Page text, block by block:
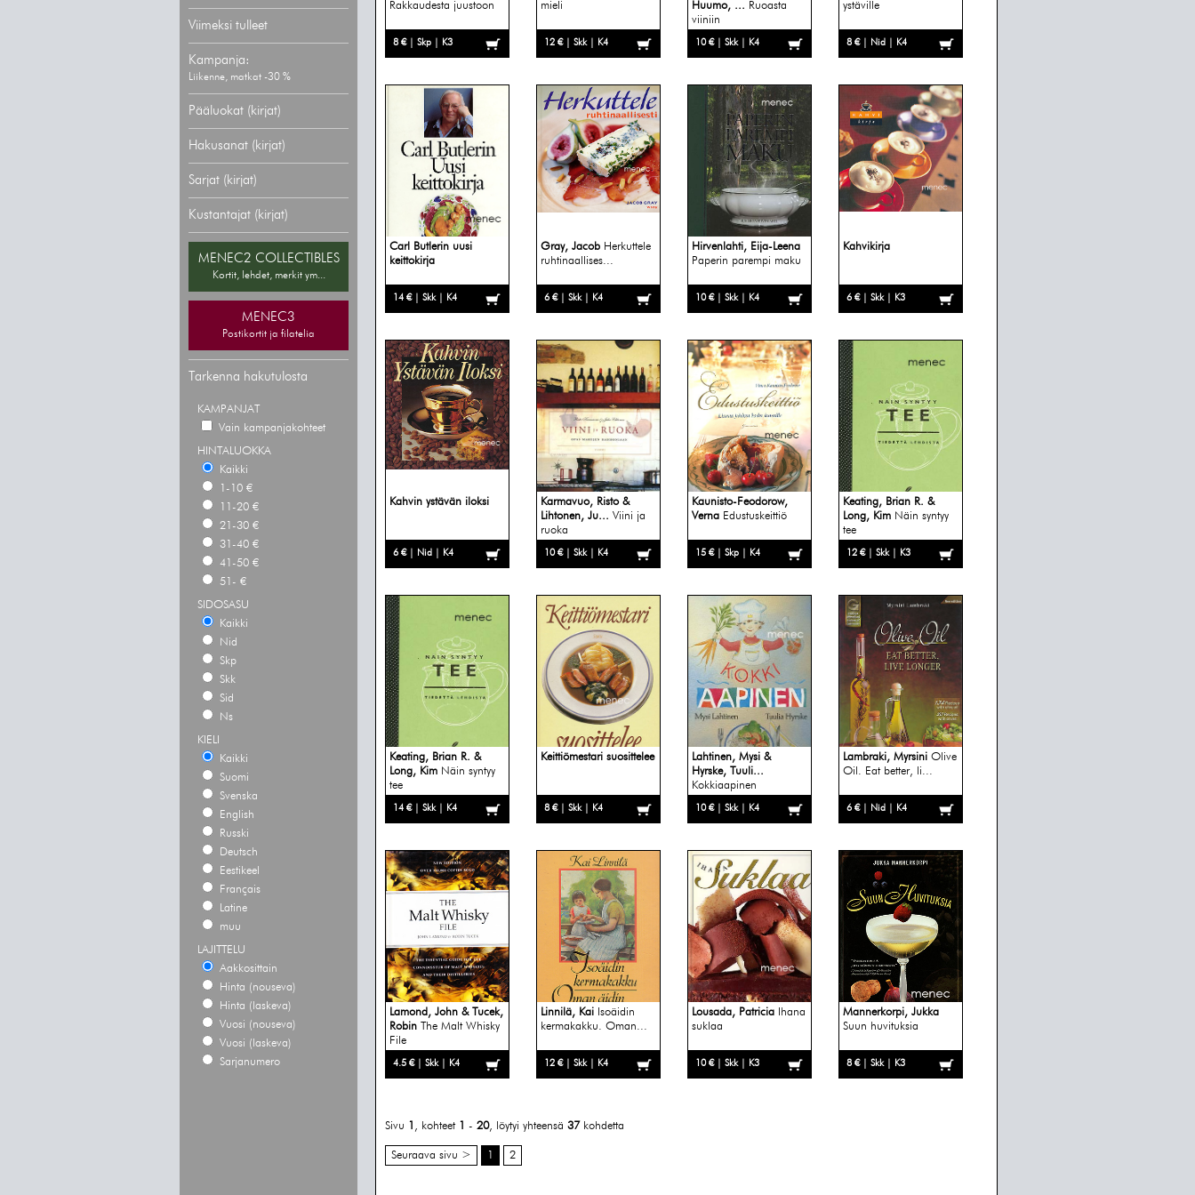
Viimeksi tulleet
Kampanja:
Liikenne, matkat -30 %
Pääluokat (kirjat)
Hakusanat (kirjat)
Sarjat (kirjat)
Kustantajat (kirjat)
MENEC2 COLLECTIBLES
Kortit, lehdet, merkit ym...
MENEC3
Postikortit ja filatelia
Tarkenna hakutulosta
KAMPANJAT
Vain kampanjakohteet
HINTALUOKKA
Kaikki
1-10 €
11-20 €
21-30 €
31-40 €
41-50 €
51- €
SIDOSASU
Kaikki
Nid
Skp
Skk
Sid
Ns
KIELI
Kaikki
Suomi
Svenska
English
Russki
Deutsch
Eestikeel
Français
Latine
muu
LAJITTELU
Aakkosittain
Hinta (nouseva)
Hinta (laskeva)
Vuosi (nouseva)
Vuosi (laskeva)
Sarjanumero
Rakkaudesta juustoon
8 € | Skp | K3
mieli
12 € | Skk | K4
Huumo, ... Ruoasta
viiniin
10 € | Skk | K4
ystäville
8 € | Nid | K4
Carl Butlerin uusi
keittokirja
14 € | Skk | K4
Gray, Jacob Herkuttele
ruhtinaallises...
6 € | Skk | K4
Hirvenlahti, Eija-Leena
Paperin parempi maku
10 € | Skk | K4
Kahvikirja
6 € | Skk | K3
Kahvin ystävän iloksi
6 € | Nid | K4
Karmavuo, Risto &
Lihtonen, Ju... Viini ja
ruoka
10 € | Skk | K4
Kaunisto-Feodorow,
Verna Edustuskeittiö
15 € | Skp | K4
Keating, Brian R. &
Long, Kim Näin syntyy
tee
12 € | Skk | K3
Keating, Brian R. &
Long, Kim Näin syntyy
tee
14 € | Skk | K4
Keittiömestari suosittelee
8 € | Skk | K4
Lahtinen, Mysi &
Hyrske, Tuuli...
Kokkiaapinen
10 € | Skk | K4
Lambraki, Myrsini Olive
Oil. Eat better, li...
6 € | Nid | K4
Lamond, John & Tucek,
Robin The Malt Whisky
File
4.5 € | Skk | K4
Linnilä, Kai Isoäidin
kermakakku. Oman...
12 € | Skk | K4
Lousada, Patricia
Ihana
suklaa
10 € | Skk | K3
Mannerkorpi, Jukka
Suun huvituksia
8 € | Skk | K3
Sivu 1 , kohteet 1 - 20, löytyi yhteensä 37 kohdetta
Seuraava sivu > 1 2